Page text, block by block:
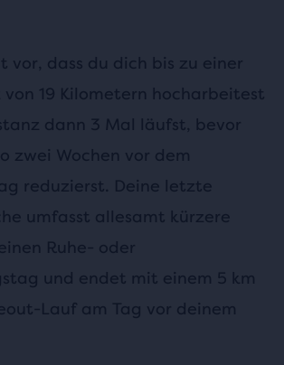
vor, dass du dich bis zu einer
19 Kilometern hocharbeitest
dann 3 Mal läufst, bevor
zwei Wochen vor dem
reduzierst. Deine letzte
umfasst allesamt kürzere
Ruhe- oder
und endet mit einem 5 km
Lauf am Tag vor deinem